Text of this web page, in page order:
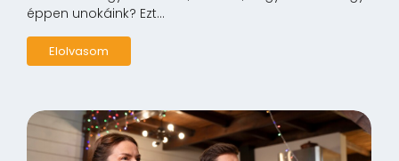
éppen unokáink? Ezt...
Elolvasom